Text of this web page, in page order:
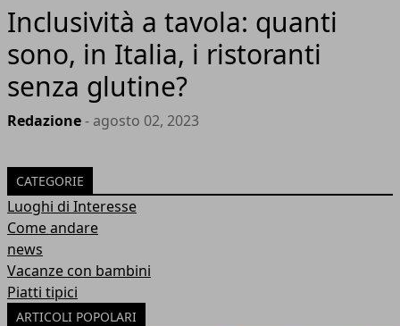
Inclusività a tavola: quanti
sono, in Italia, i ristoranti
senza glutine?
Redazione- agosto 02, 2023
CATEGORIE
Luoghi di Interesse
Come andare
news
Vacanze con bambini
Piatti tipici
ARTICOLI POPOLARI